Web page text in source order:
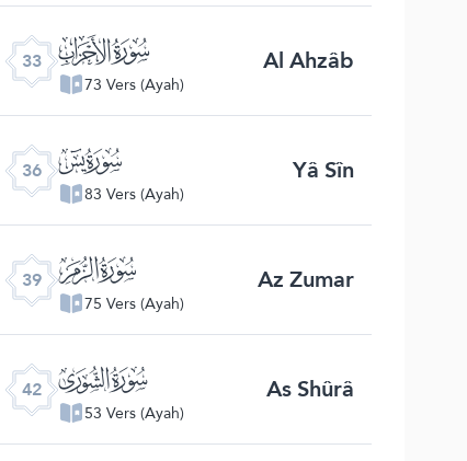
33 ﮭ
73 Vers (Ayah)
Al Ahzâb
36 ﮰ
83 Vers (Ayah)
Yâ Sîn
39 ﯔ
75 Vers (Ayah)
Az Zumar
42 ﯗ
53 Vers (Ayah)
As Shûrâ